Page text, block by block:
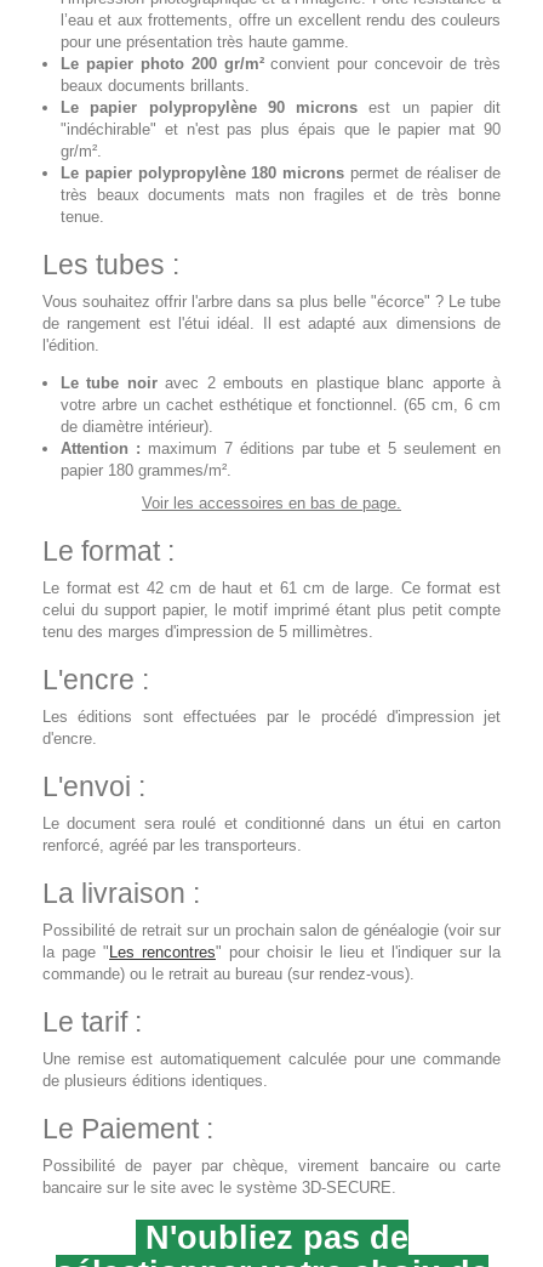
l’eau et aux frottements, offre un excellent rendu des couleurs
pour une présentation très haute gamme.
Le papier photo 200 gr/m²convient pour concevoir de très
beaux documents brillants.
Le papier polypropylène 90 microns est un papier dit
"indéchirable" et n'est pas plus épais que le papier mat 90
gr/m².
Le papier polypropylène 180 microns permet de réaliser de
très beaux documents mats non fragiles et de très bonne
tenue.
Les tubes :
Vous souhaitez offrir l'arbre dans sa plus belle "écorce" ? Le tube
de rangement est l'étui idéal. Il est adapté aux dimensions de
l'édition.
Le tube noiravec 2 embouts en plastique blanc apporte à
votre arbre un cachet esthétique et fonctionnel. (65 cm, 6 cm
de diamètre intérieur).
Attention : maximum 7 éditions par tube et 5 seulement en
papier 180 grammes/m².
Voir les accessoires en bas de page.
Le format :
Le format est 42 cm de haut et 61 cm de large. Ce format est
celui du support papier, le motif imprimé étant plus petit compte
tenu des marges d'impression de 5 millimètres.
L'encre :
Les éditions sont effectuées par le procédé d'impression jet
d'encre.
L'envoi :
Le document sera roulé et conditionné dans un étui en carton
renforcé, agréé par les transporteurs.
La livraison :
Possibilité de retrait sur un prochain salon de généalogie (voir sur
la page " Les rencontres" pour choisir le lieu et l'indiquer sur la
commande) ou le retrait au bureau (sur rendez-vous).
Le tarif :
Une remise est automatiquement calculée pour une commande
de plusieurs éditions identiques.
Le Paiement :
Possibilité de payer par chèque, virement bancaire ou carte
bancaire sur le site avec le système 3D-SECURE.
N'oubliez pas de